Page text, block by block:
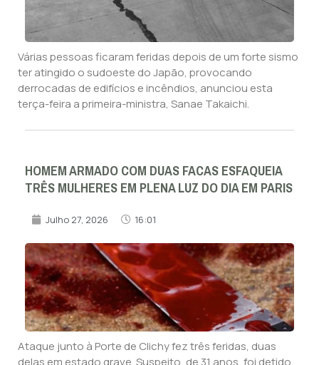
Várias pessoas ficaram feridas depois de um forte sismo
ter atingido o sudoeste do Japão, provocando
derrocadas de edifícios e incêndios, anunciou esta
terça-feira a primeira-ministra, Sanae Takaichi.
HOMEM ARMADO COM DUAS FACAS ESFAQUEIA
TRÊS MULHERES EM PLENA LUZ DO DIA EM PARIS
Julho 27, 2026 16:01
Ataque junto à Porte de Clichy fez três feridas, duas
delas em estado grave. Suspeito, de 31 anos, foi detido